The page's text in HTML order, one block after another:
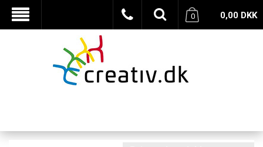
0,00 DKK
0